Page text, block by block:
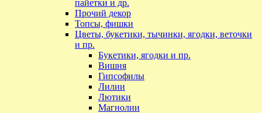
пайетки и др.
Прочий декор
Топсы, фишки
Цветы, букетики, тычинки, ягодки, веточки
и пр.
Букетики, ягодки и пр.
Вишня
Гипсофилы
Лилии
Лютики
Магнолии